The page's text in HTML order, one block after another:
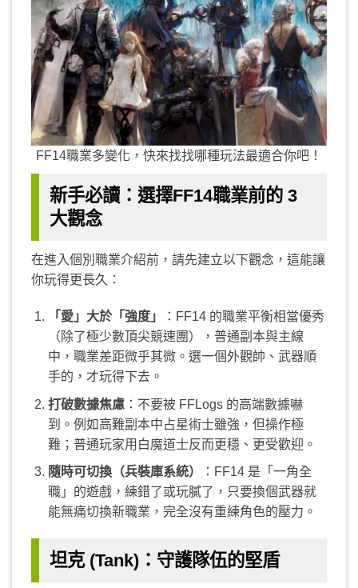
FF14職業多變化，快來找找哪種玩法最適合你吧！
新手必讀：選擇FF14職業前的 3
大觀念
在進入個別職業介紹前，請先建立以下觀念，這能讓
你玩得更長久：
「愛」大於「強度」
：FF14 的職業平衡相當優秀
（除了極少數頂尖競速團），普通副本與主線
中，職業差距微乎其微。選一個外觀帥、武器順
手的，才玩得下去。
打破數據焦慮：不要被 FFLogs 的高端數據嚇
到。例如高難副本中占星術士雖強，但操作極
難；普通玩家用白魔道士反而更穩、更受歡迎。
隨時可切換（兵裝庫系統）
：FF14 是「一角全
職」的遊戲，練錯了或玩膩了，只要換個武器就
能無痛切換新職業，完全沒有重練角色的壓力。
坦克 (Tank)：守護隊伍的堅盾